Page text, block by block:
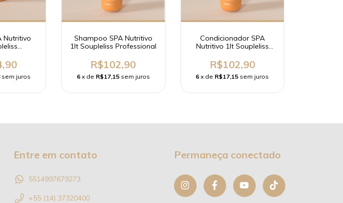
Nutritivo
sem juros
Shampoo SPA Nutritivo
1lt Soupleliss Professional
R$102,90
6 x de R$17,15 sem juros
Condicionador SPA
Nutritivo 1lt Soupleliss
R$102,90
6 x de R$17,15 sem juros
Entre em contato
5514997679273
+55 (14) 37320400
Permaneça conectado